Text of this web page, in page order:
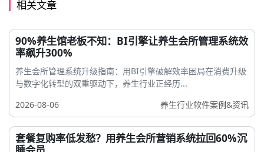
相关文章
90%养生馆老板不知：BI引擎让养生会所管理系统效
率飙升300%
养生会所管理系统升级指南：用BI引擎破解效率困局在消费升级
与数字化转型的双重驱动下，养生行业正经历...
2026-08-06
养生行业软件案例&资讯
套餐复购率低发愁？用养生会所营销系统拉回60%沉